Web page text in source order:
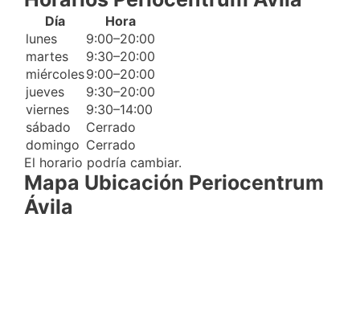
Día
Hora
lunes
9:00–20:00
martes
9:30–20:00
miércoles9:00–20:00
jueves
9:30–20:00
viernes
9:30–14:00
sábado
Cerrado
domingo Cerrado
El horario podría cambiar.
Mapa Ubicación Periocentrum
Ávila